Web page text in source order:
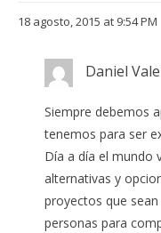
18 agosto, 2015 at 9:54 PM
Daniel
Siempre debemos
tenemos para ser
Día a día el mundo
alternativas y
proyectos que
personas para